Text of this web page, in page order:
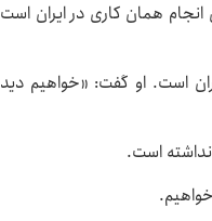
همان کاری در ایران است
است. او گفت: «خواهیم دید
است.